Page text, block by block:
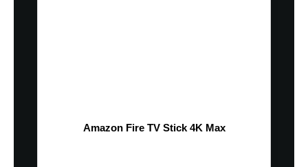
Amazon Fire TV Stick 4K Max